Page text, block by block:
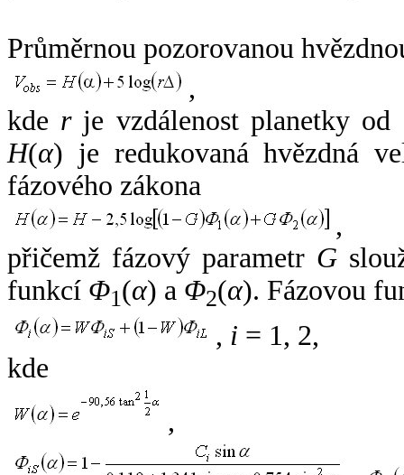
Průměrnou pozorovanou
,
kde rje vzdálenost planetky od
H(α) je redukovaná hvězdná
fázového zákona
,
přičemž fázový parametr G
funkcí Φ1(α) a Φ2(α). Fázovou
, i = 1, 2,
kde
,